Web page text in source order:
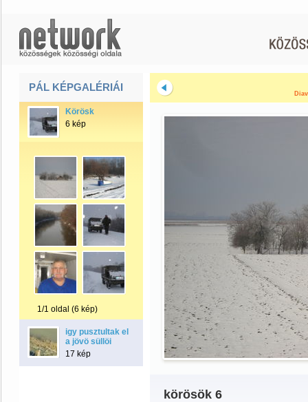
PÁL KÉPGALÉRIÁI
Körösk
6 kép
1/1 oldal (6 kép)
igy pusztultak el
a jövö süllöi
17 kép
körösök 6